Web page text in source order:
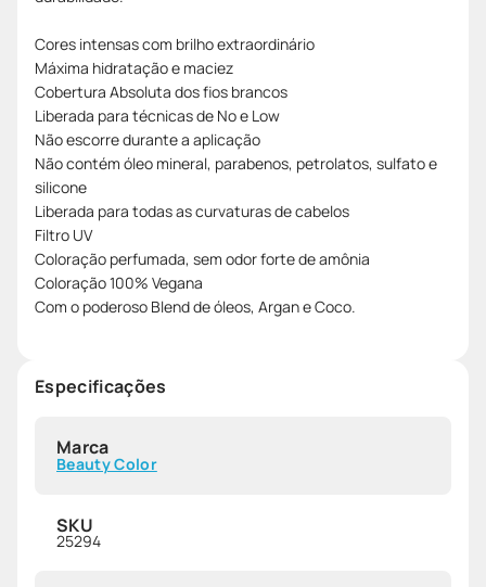
Cores intensas com brilho extraordinário
Máxima hidratação e maciez
Cobertura Absoluta dos fios brancos
Liberada para técnicas de No e Low
Não escorre durante a aplicação
Não contém óleo mineral, parabenos, petrolatos, sulfato e
silicone
Liberada para todas as curvaturas de cabelos
Filtro UV
Coloração perfumada, sem odor forte de amônia
Coloração 100% Vegana
Com o poderoso Blend de óleos, Argan e Coco.
Especificações
Marca
Beauty Color
SKU
25294